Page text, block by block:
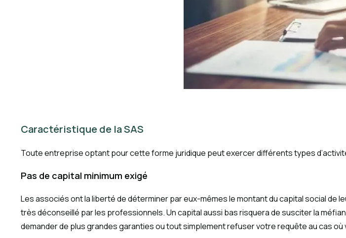
Caractéristique de la SAS
Toute entreprise optant pour cette forme juridique peut exercer différents types
Pas de capital minimum exigé
Les associés ont la liberté de déterminer par eux-mêmes le montant du capital social
très déconseillé par les professionnels. Un capital aussi bas risquera de susciter la
demander de plus grandes garanties ou tout simplement refuser votre requête au cas